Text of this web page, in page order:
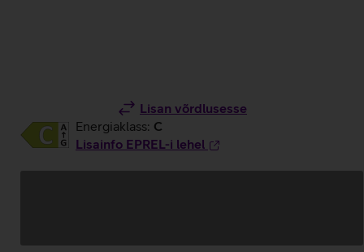
Lisan võrdlusesse
Energiaklass: C
Lisainfo EPREL-i lehel